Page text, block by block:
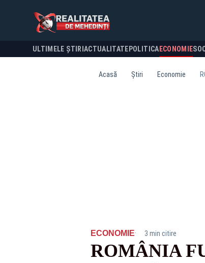
ULTIMELE ȘTIRI ACTUALITATE POLITICA ECONOMIE
Acasă Știri Economie
ECONOMIE· 3 min citire
ROMÂNIA